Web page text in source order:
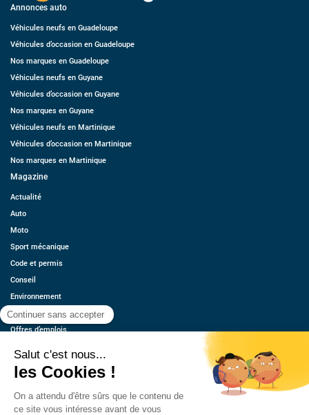
Annonces auto
Véhicules neufs en Guadeloupe
Véhicules d’occasion en Guadeloupe
Nos marques en Guadeloupe
Véhicules neufs en Guyane
Véhicules d’occasion en Guyane
Nos marques en Guyane
Véhicules neufs en Martinique
Véhicules d’occasion en Martinique
Nos marques en Martinique
Magazine
Actualité
Auto
Moto
Sport mécanique
Code et permis
Conseil
Environnement
Économie
Offres d’emplois
Contact
Estimez votre voiture